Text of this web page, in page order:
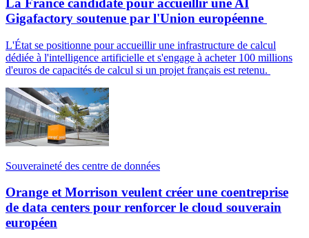
La France candidate pour accueillir une AI
Gigafactory soutenue par l'Union européenne
L'État se positionne pour accueillir une infrastructure de calcul
dédiée à l'intelligence artificielle et s'engage à acheter 100 millions
d'euros de capacités de calcul si un projet français est retenu.
Souveraineté des centre de données
Orange et Morrison veulent créer une coentreprise
de data centers pour renforcer le cloud souverain
européen